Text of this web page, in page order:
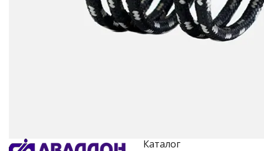
Каталог